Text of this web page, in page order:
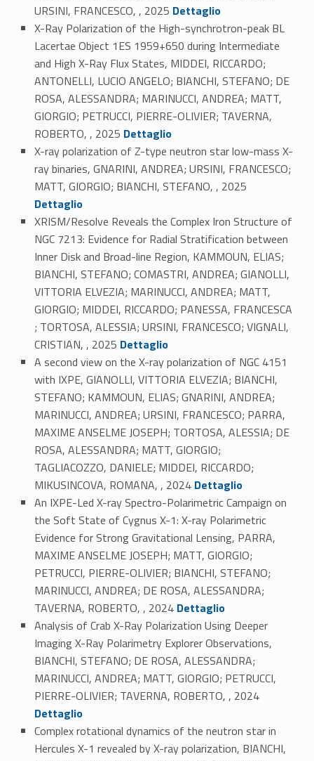
URSINI, FRANCESCO, , 2025 Link identifier #identifier_person_45786-28
Dettaglio
X-Ray Polarization of the High-synchrotron-peak BL
Lacertae Object 1ES 1959+650 during Intermediate
and High X-Ray Flux States, MIDDEI, RICCARDO;
ANTONELLI, LUCIO ANGELO; BIANCHI, STEFANO; DE
ROSA, ALESSANDRA; MARINUCCI, ANDREA; MATT,
GIORGIO; PETRUCCI, PIERRE-OLIVIER; TAVERNA,
ROBERTO, , 2025 Link identifier #identifier_person_128045-29
Dettaglio
X-ray polarization of Z-type neutron star low-mass X-
ray binaries, GNARINI, ANDREA; URSINI, FRANCESCO;
MATT, GIORGIO; BIANCHI, STEFANO, , 2025
Dettaglio
XRISM/Resolve Reveals the Complex Iron Structure of
NGC 7213: Evidence for Radial Stratification between
Inner Disk and Broad-line Region, KAMMOUN, ELIAS;
BIANCHI, STEFANO; COMASTRI, ANDREA; GIANOLLI,
VITTORIA ELVEZIA; MARINUCCI, ANDREA; MATT,
GIORGIO; MIDDEI, RICCARDO; PANESSA, FRANCESCA
; TORTOSA, ALESSIA; URSINI, FRANCESCO; VIGNALI,
CRISTIAN, , 2025 Link identifier #identifier_person_196211-31
Dettaglio
A second view on the X-ray polarization of NGC 4151
with IXPE, GIANOLLI, VITTORIA ELVEZIA; BIANCHI,
STEFANO; KAMMOUN, ELIAS; GNARINI, ANDREA;
MARINUCCI, ANDREA; URSINI, FRANCESCO; PARRA,
MAXIME ANSELME JOSEPH; TORTOSA, ALESSIA; DE
ROSA, ALESSANDRA; MATT, GIORGIO;
TAGLIACOZZO, DANIELE; MIDDEI, RICCARDO;
MIKUSINCOVA, ROMANA, , 2024 Link identifier #identifier_person_150840-32
Dettaglio
An IXPE-Led X-ray Spectro-Polarimetric Campaign on
the Soft State of Cygnus X-1: X-ray Polarimetric
Evidence for Strong Gravitational Lensing, PARRA,
MAXIME ANSELME JOSEPH; MATT, GIORGIO;
PETRUCCI, PIERRE-OLIVIER; BIANCHI, STEFANO;
MARINUCCI, ANDREA; DE ROSA, ALESSANDRA;
TAVERNA, ROBERTO, , 2024 Link identifier #identifier_person_83709-33
Dettaglio
Analysis of Crab X-Ray Polarization Using Deeper
Imaging X-Ray Polarimetry Explorer Observations,
BIANCHI, STEFANO; DE ROSA, ALESSANDRA;
MARINUCCI, ANDREA; MATT, GIORGIO; PETRUCCI,
PIERRE-OLIVIER; TAVERNA, ROBERTO, , 2024
Dettaglio
Complex rotational dynamics of the neutron star in
Hercules X-1 revealed by X-ray polarization, BIANCHI,